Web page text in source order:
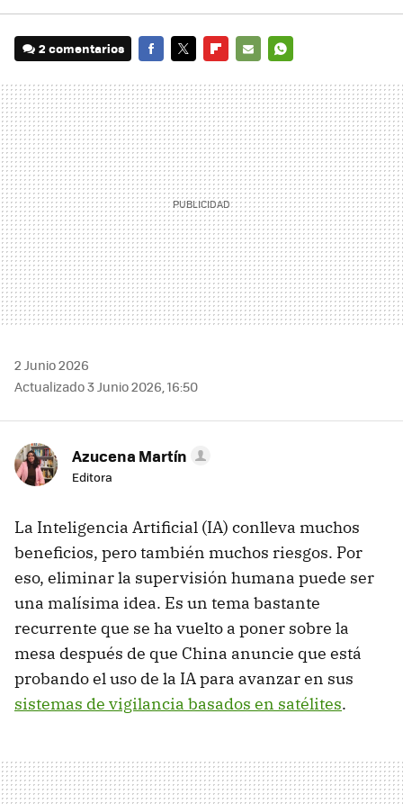
2 comentarios
MAIL
2 Junio 2026
Actualizado 3 Junio 2026, 16:50
Azucena Martín
Editora
La Inteligencia Artificial (IA) conlleva muchos
beneficios, pero también muchos riesgos. Por
eso, eliminar la supervisión humana puede ser
una malísima idea. Es un tema bastante
recurrente que se ha vuelto a poner sobre la
mesa después de que China anuncie que está
probando el uso de la IA para avanzar en sus
sistemas de vigilancia basados en satélites.